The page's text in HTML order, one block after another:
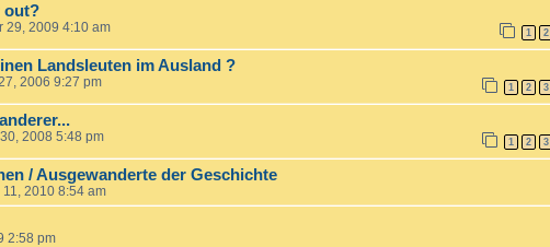
out?
29, 2009 4:10 am 1 2
Landsleuten im Ausland ?
2006 9:27 pm 1 2 3
2008 5:48 pm 1 2 3
/ Ausgewanderte der Geschichte
11, 2010 8:54 am
2:58 pm